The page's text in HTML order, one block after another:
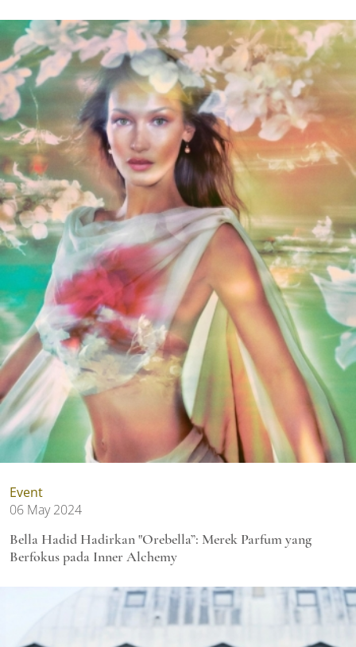
Event
06 May 2024
Bella Hadid Hadirkan "Orebella”: Merek Parfum yang
Berfokus pada Inner Alchemy